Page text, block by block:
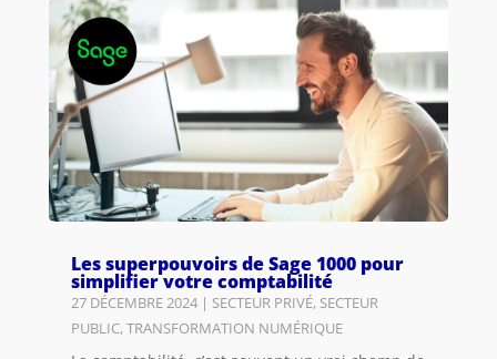
Les superpouvoirs de Sage 1000 pour
simplifier votre comptabilité
27 DÉCEMBRE 2024| SECTEUR PRIVÉ, SECTEUR
PUBLIC,TRANSFORMATION NUMÉRIQUE